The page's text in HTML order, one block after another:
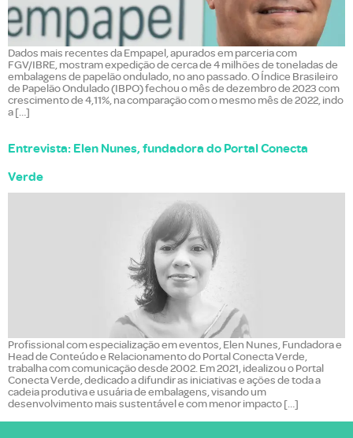
Dados mais recentes da Empapel, apurados em parceria com
FGV/IBRE, mostram expedição de cerca de 4 milhões de toneladas de
embalagens de papelão ondulado, no ano passado. O Índice Brasileiro
de Papelão Ondulado (IBPO) fechou o mês de dezembro de 2023 com
crescimento de 4,11%, na comparação com o mesmo mês de 2022, indo
a […]
Entrevista: Elen Nunes, fundadora do Portal Conecta
Verde
Profissional com especialização em eventos, Elen Nunes, Fundadora e
Head de Conteúdo e Relacionamento do Portal Conecta Verde,
trabalha com comunicação desde 2002. Em 2021, idealizou o Portal
Conecta Verde, dedicado a difundir as iniciativas e ações de toda a
cadeia produtiva e usuária de embalagens, visando um
desenvolvimento mais sustentável e com menor impacto […]